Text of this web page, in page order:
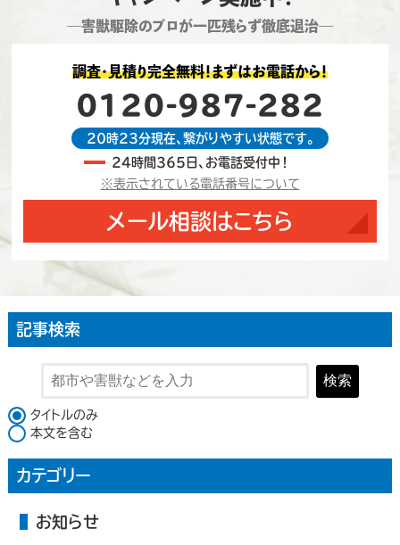
―害獣駆除のプロが一匹残らず徹底退治―
調査・見積り完全無料！まずはお電話から！
0120-987-282
20時23分現在、繋がりやすい状態です。
24時間365日、お電話受付中！
※表示されている電話番号について
メール相談はこちら
記事検索
検索
検索対象
タイトルのみ
本文を含む
カテゴリー
お知らせ